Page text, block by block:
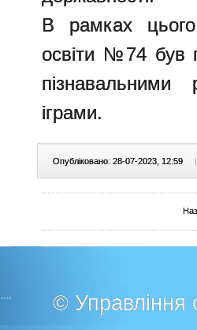
В рамках
освіти №74 був
пізнавальними
іграми.
Опубліковано: 28-07-2023, 12:59 |
© Управління